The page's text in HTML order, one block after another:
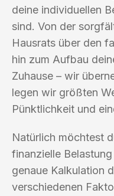
deine individuellen
sind. Von der
Hausrats über den
hin zum Aufbau
Zuhause – wir
legen wir größten
Pünktlichkeit und
Natürlich möchtest
finanzielle
genaue Kalkulation
verschiedenen